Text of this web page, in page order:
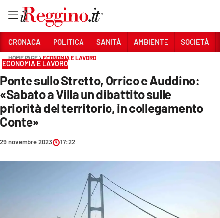
Sezioni
CRONACA
POLITICA
SANITÀ
AMBIENTE
ECONOMIA E LAVORO
CRONACA POLITICA SANITÀ AMBIENTE SOCIETÀ
HOME PAGE ECONOMIA E LAVORO
ECONOMIA E LAVORO
Ponte sullo Stretto, Orrico e Auddino:
«Sabato a Villa un dibattito sulle
priorità del territorio, in collegamento
Conte»
29 novembre 2023 17:22